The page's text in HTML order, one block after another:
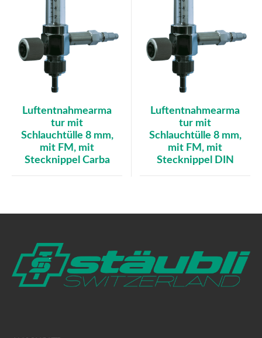
Luftentnahmearma
tur mit
Schlauchtülle 8 mm,
mit FM, mit
Stecknippel Carba
Luftentnahmearma
tur mit
Schlauchtülle 8 mm,
mit FM, mit
Stecknippel DIN